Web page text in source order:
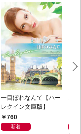
一目ぼれなんて【ハー
レクイン文庫版】
760
新着